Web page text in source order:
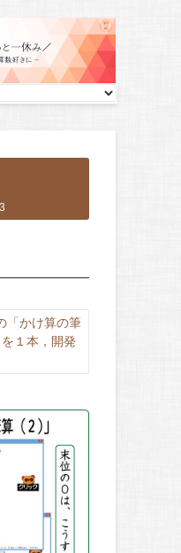
「かけ算の筆
１本，開発